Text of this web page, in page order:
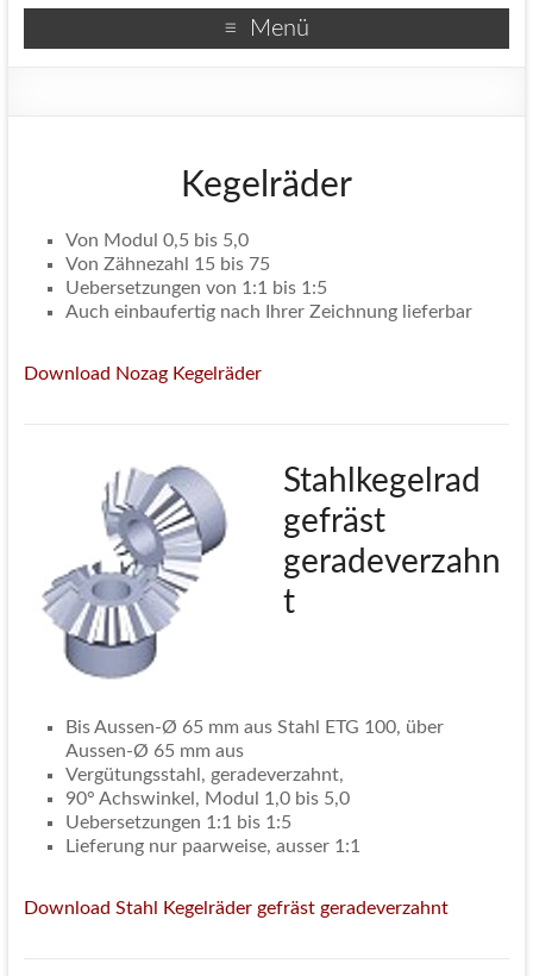
Menü
Kegelräder
Von Modul 0,5 bis 5,0
Von Zähnezahl 15 bis 75
Uebersetzungen von 1:1 bis 1:5
Auch einbaufertig nach Ihrer Zeichnung lieferbar
Download Nozag Kegelräder
Stahlkegelrad
gefräst
geradeverzahn
t
Bis Aussen-Ø 65 mm aus Stahl ETG 100, über
Aussen-Ø 65 mm aus
Vergütungsstahl, geradeverzahnt,
90° Achswinkel, Modul 1,0 bis 5,0
Uebersetzungen 1:1 bis 1:5
Lieferung nur paarweise, ausser 1:1
Download Stahl Kegelräder gefräst geradeverzahnt